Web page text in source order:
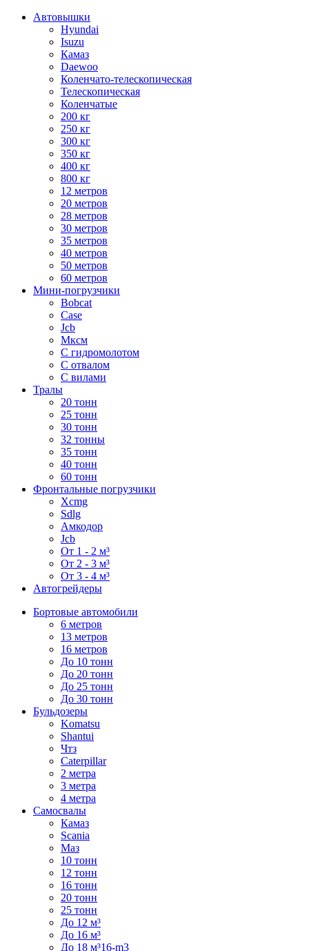
Автовышки
Hyundai
Isuzu
Камаз
Daewoo
Коленчато-телескопическая
Телескопическая
Коленчатые
200 кг
250 кг
300 кг
350 кг
400 кг
800 кг
12 метров
20 метров
28 метров
30 метров
35 метров
40 метров
50 метров
60 метров
Мини-погрузчики
Bobcat
Case
Jcb
Мксм
С гидромолотом
С отвалом
С вилами
Тралы
20 тонн
25 тонн
30 тонн
32 тонны
35 тонн
40 тонн
60 тонн
Фронтальные погрузчики
Xcmg
Sdlg
Амкодор
Jcb
От 1 - 2 м³
От 2 - 3 м³
От 3 - 4 м³
Автогрейдеры
Бортовые автомобили
6 метров
13 метров
16 метров
До 10 тонн
До 20 тонн
До 25 тонн
До 30 тонн
Бульдозеры
Komatsu
Shantui
Чтз
Caterpillar
2 метра
3 метра
4 метра
Самосвалы
Камаз
Scania
Маз
10 тонн
12 тонн
16 тонн
20 тонн
25 тонн
До 12 м³
До 16 м³
До 18 м³16-m3